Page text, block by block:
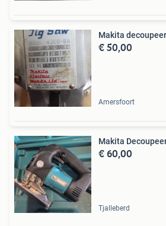
Makita
€ 50,00
Amersfoort
Makita
€ 60,00
Tjalleberd